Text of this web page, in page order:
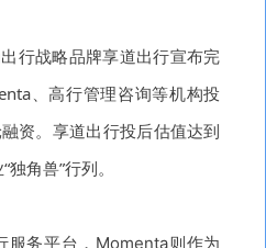
行战略品牌享道出行宣布完
、高行管理咨询等机构投
资。享道出行投后估值达到
角兽”行列。
务平台， Momenta则作为